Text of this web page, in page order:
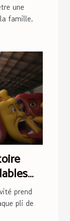
une
famille.
prend
pli de